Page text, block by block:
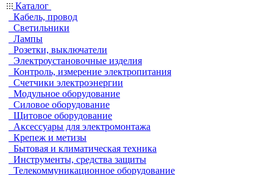
Каталог
Кабель, провод
Светильники
Лампы
Розетки, выключатели
Электроустановочные изделия
Контроль, измерение электропитания
Счетчики электроэнергии
Модульное оборудование
Силовое оборудование
Щитовое оборудование
Аксессуары для электромонтажа
Крепеж и метизы
Бытовая и климатическая техника
Инструменты, средства защиты
Телекоммуникационное оборудование